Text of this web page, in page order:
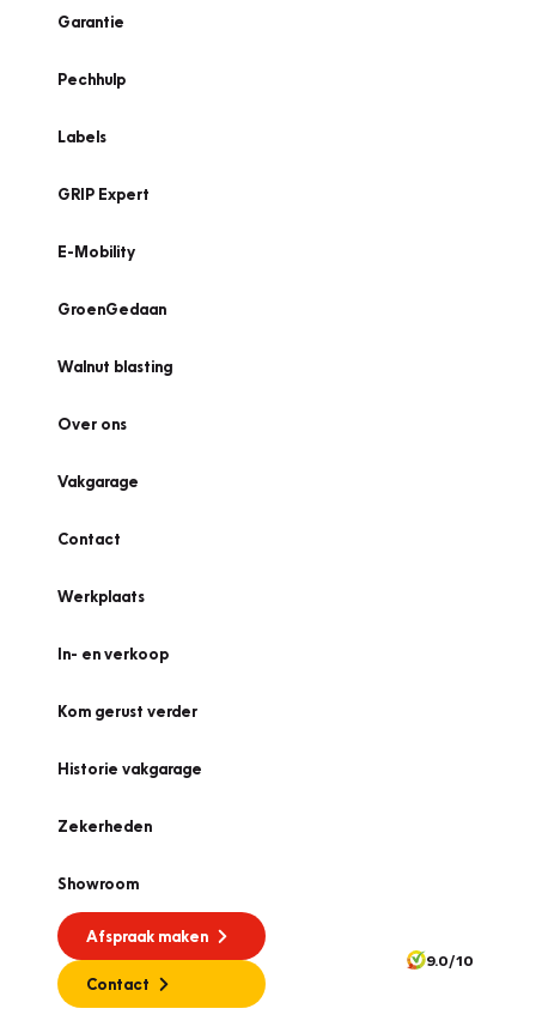
Garantie
Pechhulp
Labels
GRIP Expert
E-Mobility
GroenGedaan
Walnut blasting
Over ons
Vakgarage
Contact
Werkplaats
In- en verkoop
Kom gerust verder
Historie vakgarage
Zekerheden
Showroom
Afspraak maken
Contact
9.0/10